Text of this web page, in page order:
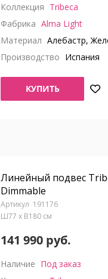
Коллекция Tribeca
Фабрика Alma Light
Материал Алебастр,
Производство Испания
КУПИТЬ
Линейный подвес
Dimmable
191176
Ш77 x В180 см
141 990 руб.
Наличие Под заказ